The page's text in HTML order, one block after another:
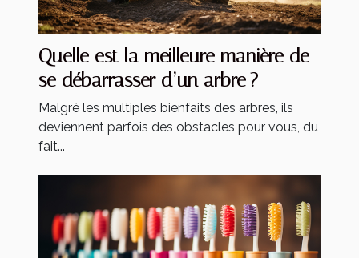
Quelle est la meilleure manière de
se débarrasser d’un arbre ?
Malgré les multiples bienfaits des arbres, ils
deviennent parfois des obstacles pour vous, du
fait...